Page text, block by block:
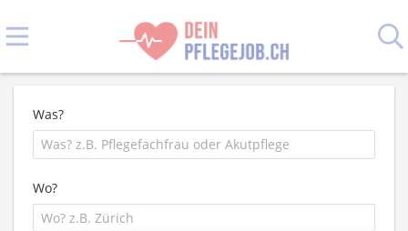
Was?
Wo?